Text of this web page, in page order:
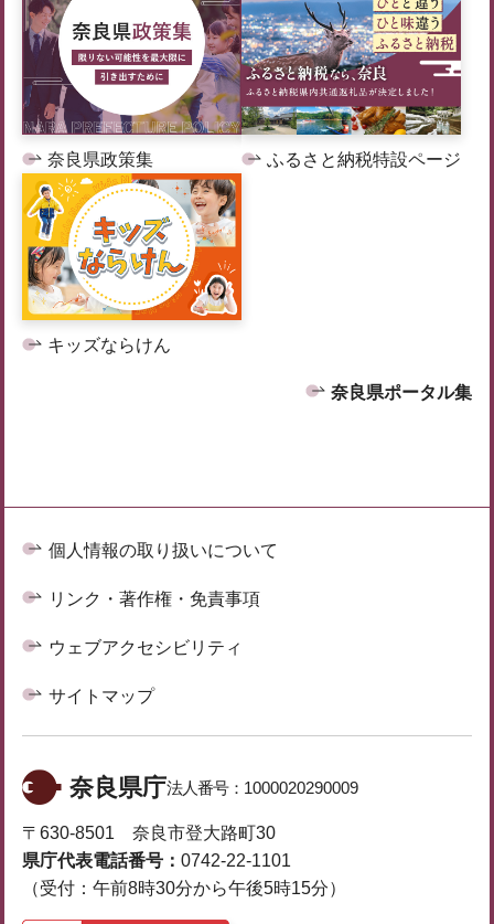
奈良県政策集 ふるさと納税特設ページ
キッズならけん
奈良県ポータル集
個人情報の取り扱いについて
リンク・著作権・免責事項
ウェブアクセシビリティ
サイトマップ
奈良県庁法人番号： 1000020290009
〒630-8501 奈良市登大路町30
県庁代表電話番号： 0742-22-1101
（受付：午前8時30分から午後5時15分）